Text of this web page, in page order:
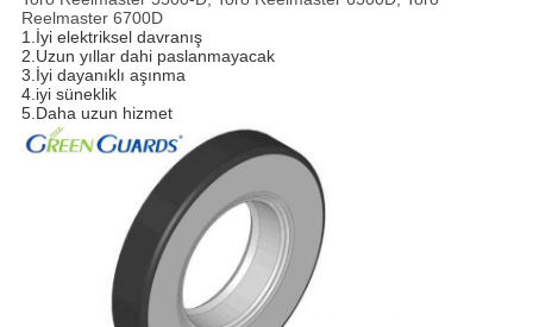
Reelmaster 6700D
1.İyi elektriksel davranış
2.Uzun yıllar dahi paslanmayacak
3.İyi dayanıklı aşınma
4.iyi süneklik
5.Daha uzun hizmet